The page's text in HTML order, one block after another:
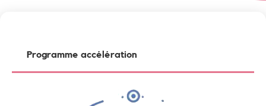
Programme accélération